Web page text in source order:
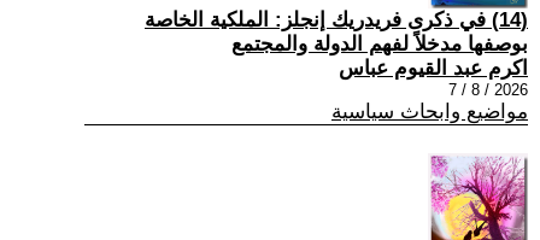
(14) في ذكرى فريدريك إنجلز: الملكية الخاصة
بوصفها مدخلاً لفهم الدولة والمجتمع
اكرم عبد القيوم عباس
2026 / 8 / 7
مواضيع وابحاث سياسية